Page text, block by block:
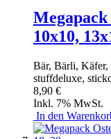
10x10,
Bär, Bärli, Käfer,
stuffdeluxe,
8,90 €
Inkl. 7% MwSt.
In den